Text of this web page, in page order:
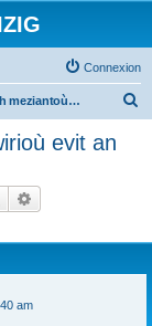
Connexion
Troidigezh meziantoù all (frank a wirioù evit an darn vrasañ anezho)
evit an
Rechercher
am